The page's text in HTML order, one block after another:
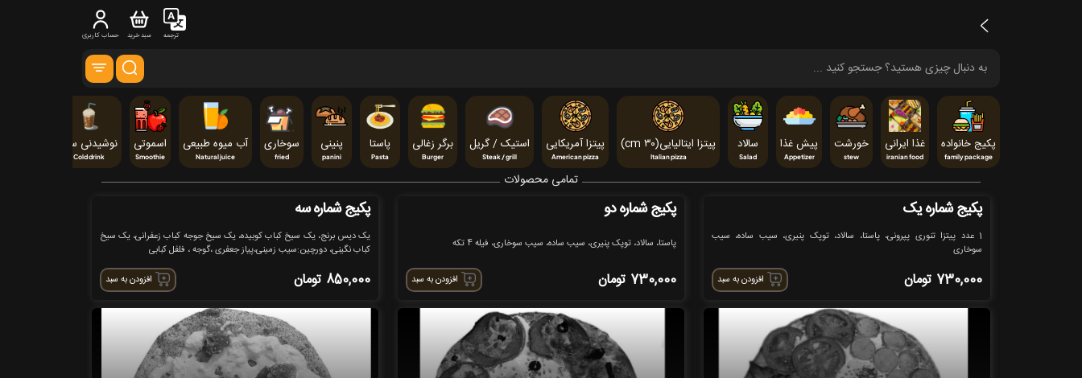
حساب کاربری سبد خرید ترجمه
پکیج خانواده
family package
غذا ایرانی
iranian food
خورشت
stew
پیش غذا
Appetizer
سالاد
Salad
پیتزا ایتالیایی(cm ۳۰)
Italian pizza
پیتزا آمریکایی
American pizza
استیک / گریل
Steak / grill
برگر زغالی
Burger
پاستا
Pasta
پنینی
panini
سوخاری
fried
آب میوه طبیعی
Natural juice
اسموتی
Smoothie
نوشیدنی سرد
Cold drink
تمامی محصولات
پکیج شماره یک
1 عدد پیتزا تنوری پپرونی، پاستا، سالاد، توپک پنیری، سیب ساده، سیب
سوخاری
730,000 تومان افزودن به سبد
پکیج شماره دو
پاستا، سالاد، توپک پنیری، سیب ساده، سیب سوخاری، فیله 4 تکه
730,000 تومان افزودن به سبد
پکیج شماره سه
یک دیس برنج، یک سیخ کباب کوبیده، یک سیخ جوجه کباب زعفرانی، یک سیخ
کباب نگینی، دورچین:سیب زمینی،پیاز جعفری ،گوجه ، فلفل کبابی
850,000 تومان افزودن به سبد